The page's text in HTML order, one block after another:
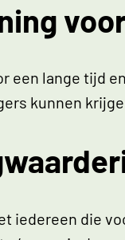
een lange tijd
kunnen
iedereen die